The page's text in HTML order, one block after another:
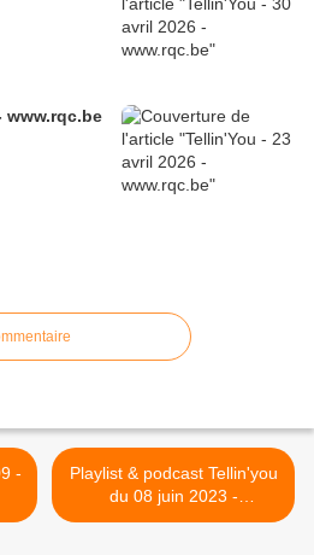
www.rqc.be
Playlist & podcast Tellin'you
du 08 juin 2023 -
www.rqc.be >